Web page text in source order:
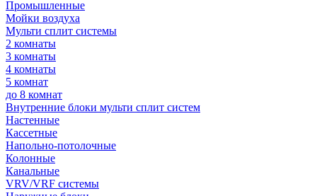
Промышленные
Мойки воздуха
Мульти сплит системы
2 комнаты
3 комнаты
4 комнаты
5 комнат
до 8 комнат
Внутренние блоки мульти сплит систем
Настенные
Кассетные
Напольно-потолочные
Колонные
Канальные
VRV/VRF системы